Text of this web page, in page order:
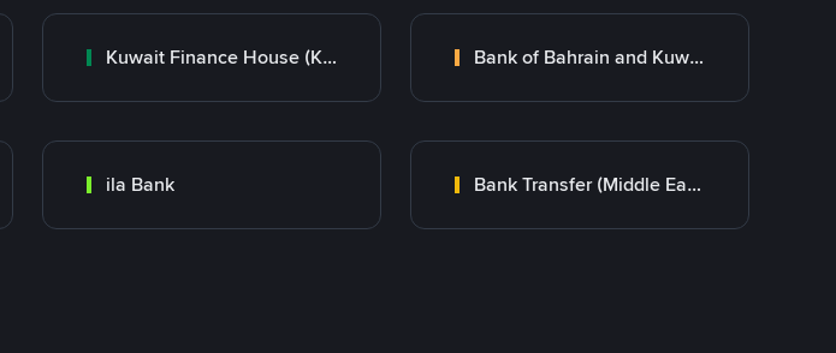
Kuwait Finance House (KFH) Bank of Bahrain and Kuwait B.S.C.
ila Bank Bank Transfer (Middle East)